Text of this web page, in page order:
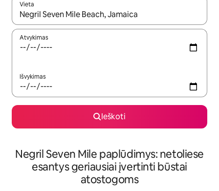
Vieta
Kai pasirodys paieškos rezultatai, juos naršyti galite
Atvykimas
Išvykimas
Ieškoti
Negril Seven Mile paplūdimys: netoliese
esantys geriausiai įvertinti būstai
atostogoms